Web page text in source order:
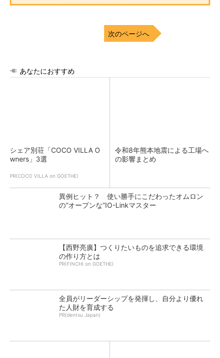
次のページへ
あなたにおすすめ
シェア別荘「COCO VILLA O
wners」3選
PR(COCO VILLA on GOETHE)
令和8年熊本地震による工場へ
の影響まとめ
異例ヒット？ 使い勝手にこだわったオムロン
の“オープンな”IO-Linkマスター
【西野亮廣】つくりたいものを追求できる環境
の作り方とは
PR(FINCHI on GOETHE)
全員がリーダーシップを発揮し、自分より優れ
た人財を育成する
PR(dentsu Japan)